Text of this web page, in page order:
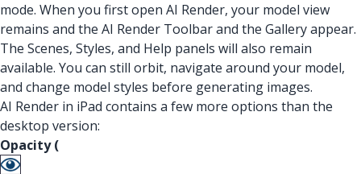
mode. When you first open AI Render, your model view
remains and the AI Render Toolbar and the Gallery appear.
The Scenes, Styles, and Help panels will also remain
available. You can still orbit, navigate around your model,
and change model styles before generating images.
AI Render in iPad contains a few more options than the
desktop version:
Opacity (